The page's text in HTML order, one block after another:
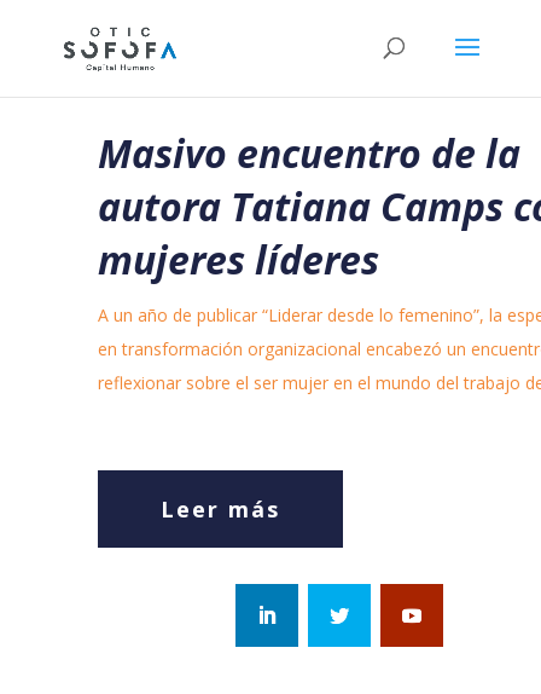
Masivo encuentro de la
autora Tatiana Camps
mujeres líderes
A un año de publicar “Liderar desde lo femenino”, la
en transformación organizacional encabezó un
reflexionar sobre el ser mujer en el mundo del trabajo
Leer más